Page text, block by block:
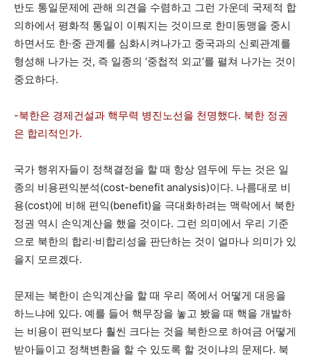
반도 통일문제에 관해 의견을 수렴하고 그런 가운데 국제적 합
의하에서 평화적 통일이 이뤄지는 것이므로 한미동맹을 중시
하면서도 한·중 관계를 심화시켜나가고 중국과의 신뢰관계를
형성해 나가는 것, 즉 일종의 ‘중첩적 외교’를 펼쳐 나가는 것이
중요하다.
-북한은 경제건설과 핵무력 병진노선을 천명했다. 북한 정권
은 합리적인가.
국가 행위자들이 정책결정을 할 때 항상 염두에 두는 것은 일
종의 비용편익분석(cost-benefit analysis)이다. 나름대로 비
용(cost)에 비해 편익(benefit)을 극대화하려는 맥락에서 북한
정권 역시 손익계산을 했을 것이다. 그런 의미에서 우리 기준
으로 북한의 합리·비합리성을 판단하는 것이 얼마나 의미가 있
을지 모르겠다.
문제는 북한이 손익계산을 할 때 우리 쪽에서 어떻게 대응을
하느냐에 있다. 예를 들어 핵무장을 놓고 봤을 때 핵을 개발하
는 비용이 편익보다 훨씬 크다는 것을 북한으로 하여금 어떻게
받아들이고 정책변환을 할 수 있도록 할 것이냐의 문제다. 북